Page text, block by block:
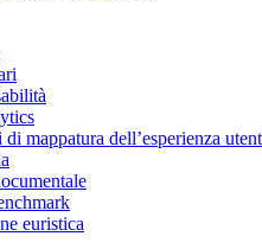
mappatura dell’esperienza
euristica